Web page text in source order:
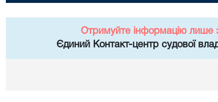
Отримуйте інформацію лише
Єдиний Контакт-центр судової